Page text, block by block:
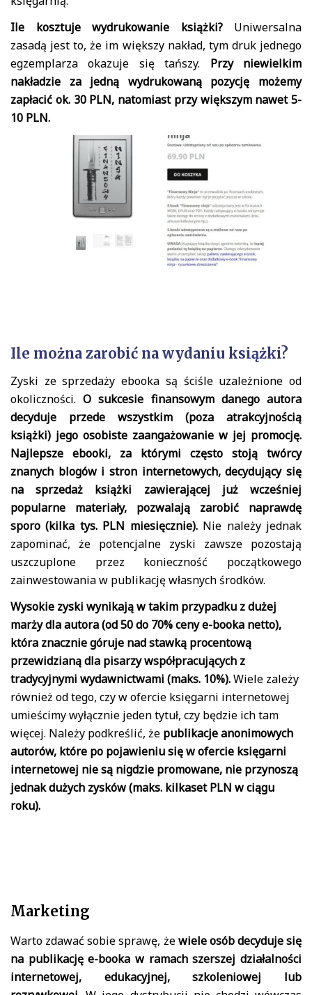
Ile kosztuje wydrukowanie książki? Uniwersalna
zasadą jest to, że im większy nakład, tym druk jednego
egzemplarza okazuje się tańszy. Przy niewielkim
nakładzie za jedną wydrukowaną pozycję możemy
zapłacić ok. 30 PLN, natomiast przy większym nawet 5-
10 PLN.
Ile można zarobić na wydaniu książki?
Zyski ze sprzedaży ebooka są ściśle uzależnione od
okoliczności.O sukcesie finansowym danego autora
decyduje przede wszystkim (poza atrakcyjnością
książki) jego osobiste zaangażowanie w jej promocję.
Najlepsze ebooki, za którymi często stoją twórcy
znanych blogów i stron internetowych, decydujący się
na sprzedaż książki zawierającej już wcześniej
popularne materiały, pozwalają zarobić naprawdę
sporo (kilka tys. PLN miesięcznie). Nie należy jednak
zapominać, że potencjalne zyski zawsze pozostają
uszczuplone przez konieczność początkowego
zainwestowania w publikację własnych środków.
Wysokie zyski wynikają w takim przypadku z dużej
marży dla autora (od 50 do 70% ceny e-booka netto),
która znacznie góruje nad stawką procentową
przewidzianą dla pisarzy współpracujących z
tradycyjnymi wydawnictwami (maks. 10%).Wiele zależy
również od tego, czy w ofercie księgarni internetowej
umieścimy wyłącznie jeden tytuł, czy będzie ich tam
więcej. Należy podkreślić, że publikacje anonimowych
autorów, które po pojawieniu się w ofercie księgarni
internetowej nie są nigdzie promowane, nie przynoszą
jednak dużych zysków (maks. kilkaset PLN w ciągu
roku).
Marketing
Warto zdawać sobie sprawę, żewiele osób decyduje się
na publikację e-booka w ramach szerszej działalności
internetowej, edukacyjnej, szkoleniowej lub